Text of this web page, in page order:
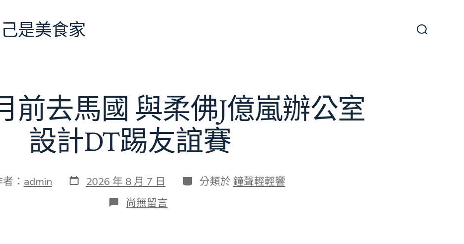
是美食家
前去馬國 與柔佛J億嵐辦公室
設計DT踢友誼賽
： admin 發
表
2026 年 8 月 7 日 分
類
分類於 鐘聲輕輕響
在
〈切
尚無留言